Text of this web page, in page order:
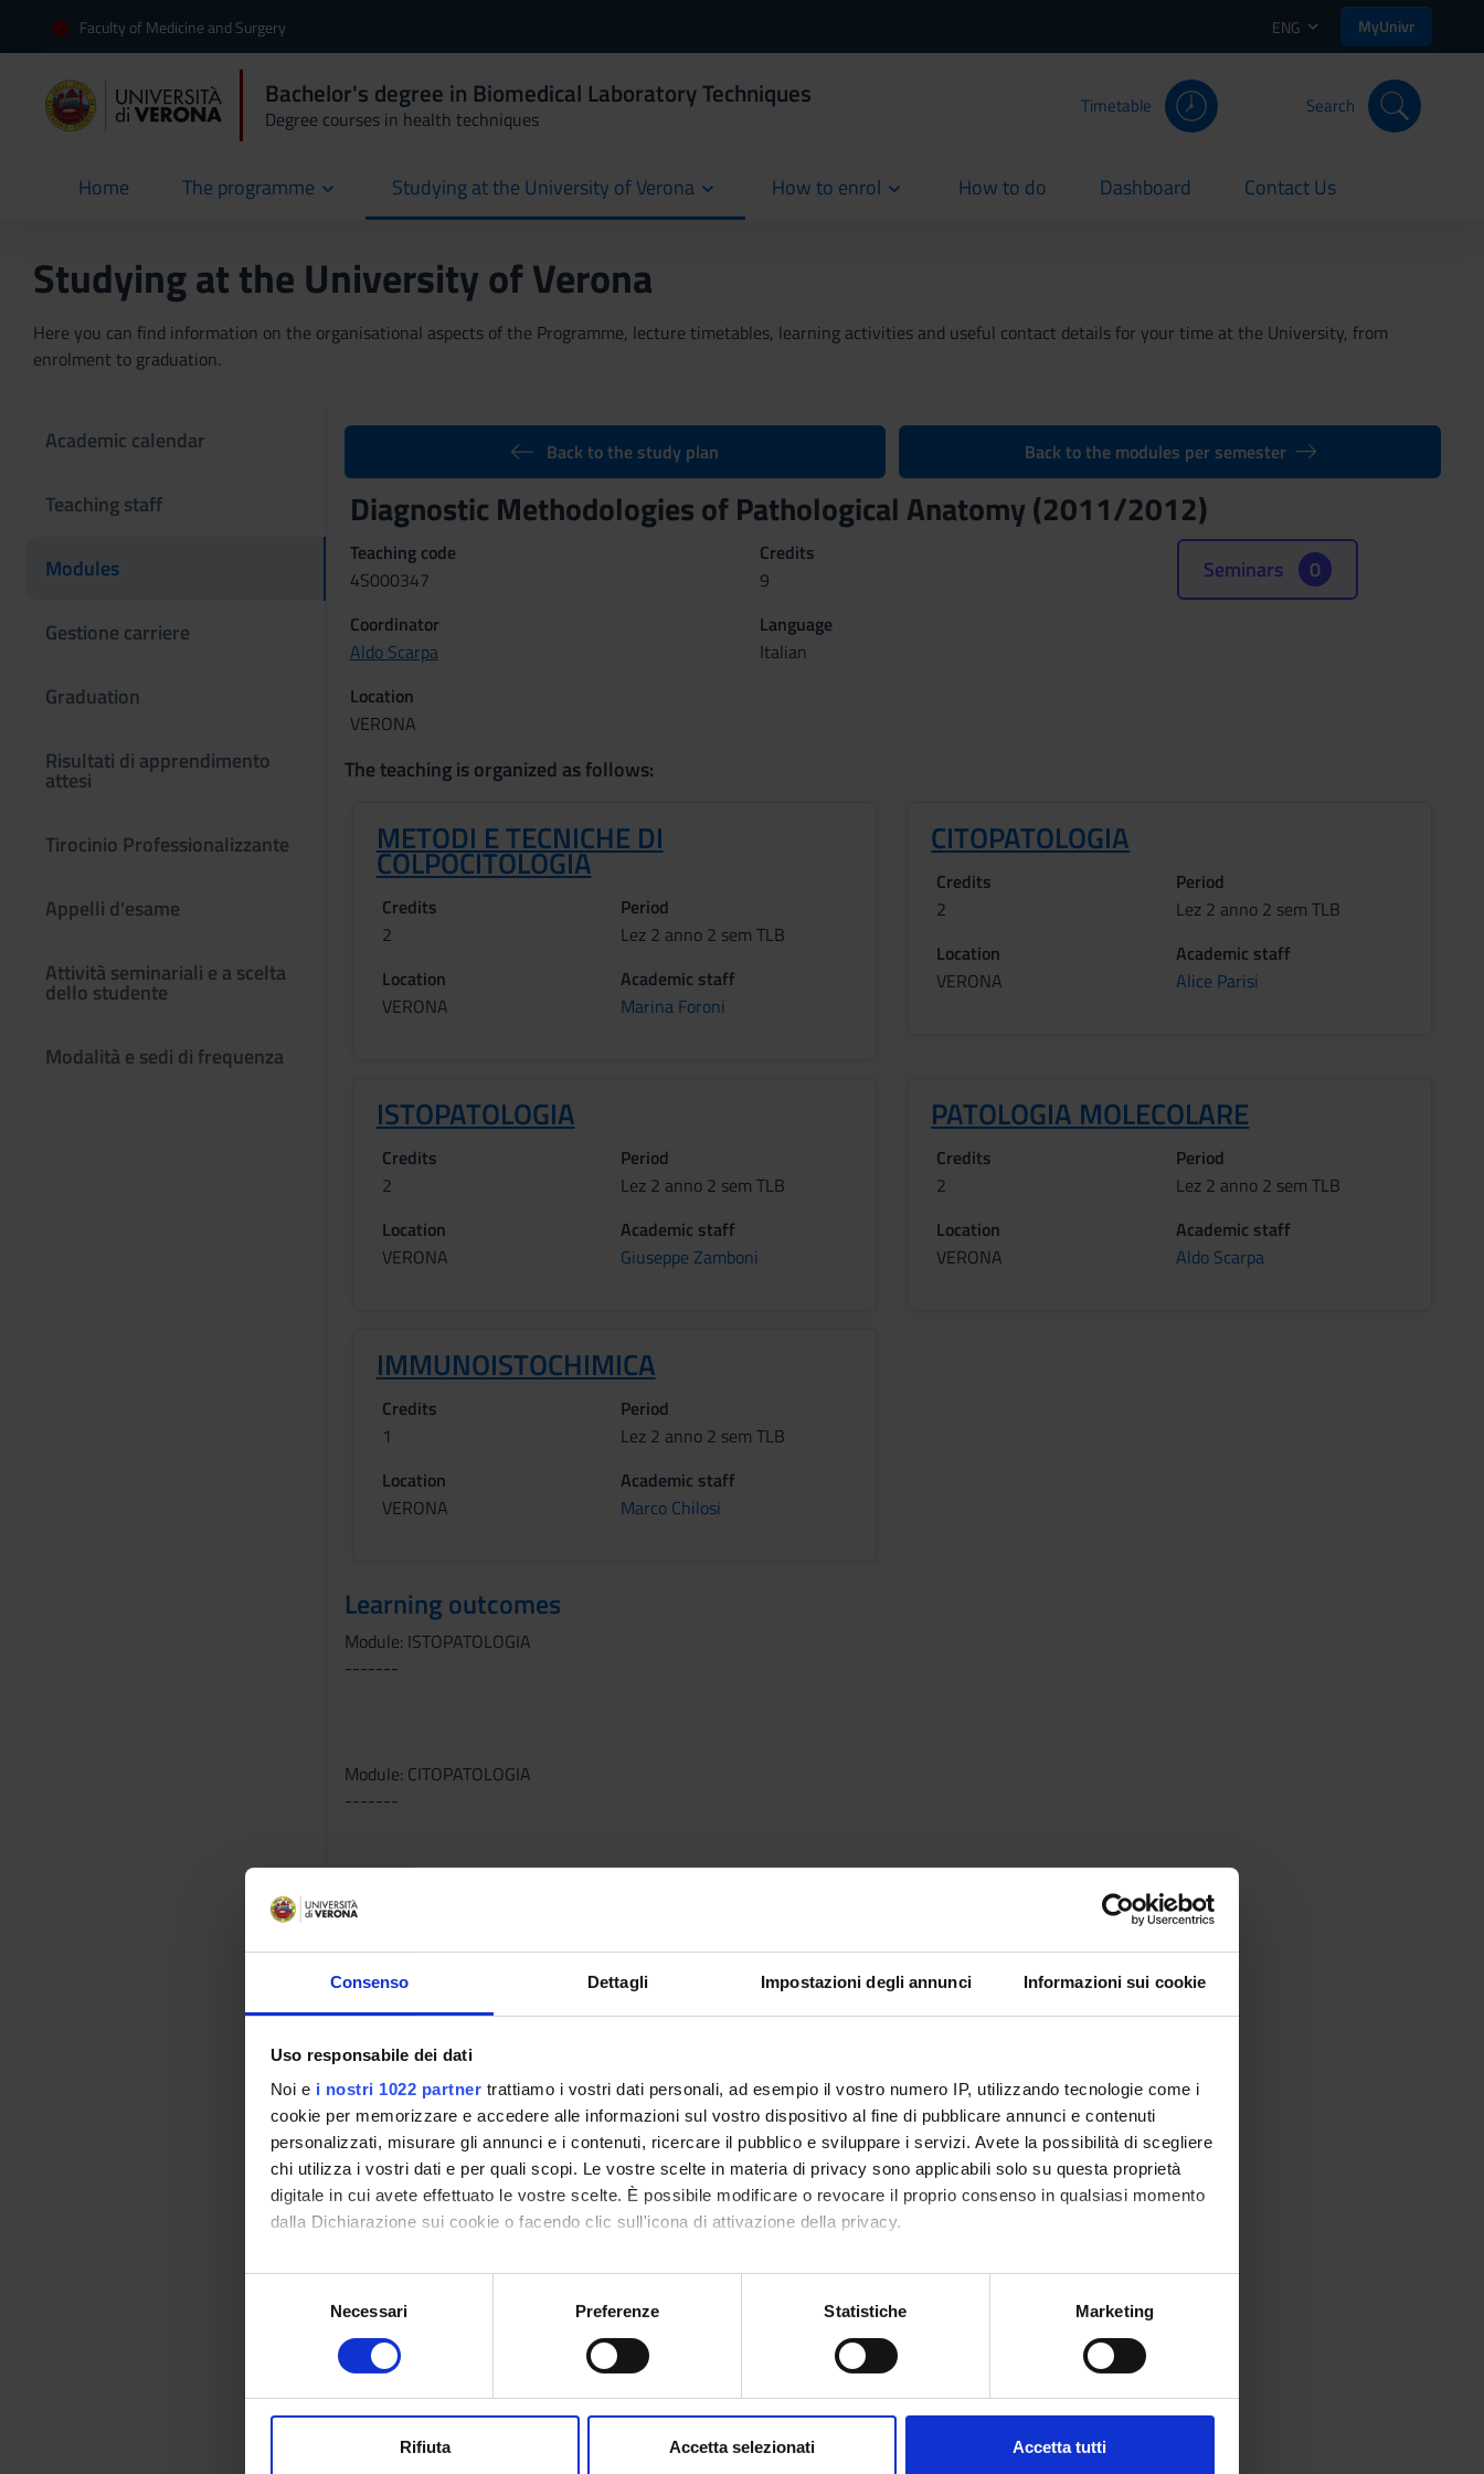
Consenso Dettagli Impostazioni degli annunci Informazioni sui cookie
Uso responsabile dei dati
Noi e i nostri 1022 partner trattiamo i vostri dati personali, ad esempio il vostro numero IP, utilizzando tecnologie come i
cookie per memorizzare e accedere alle informazioni sul vostro dispositivo al fine di pubblicare annunci e contenuti
personalizzati, misurare gli annunci e i contenuti, ricercare il pubblico e sviluppare i servizi. Avete la possibilità di scegliere
chi utilizza i vostri dati e per quali scopi. Le vostre scelte in materia di privacy sono applicabili solo su questa proprietà
digitale in cui avete effettuato le vostre scelte. È possibile modificare o revocare il proprio consenso in qualsiasi momento
dalla Dichiarazione sui cookie o facendo clic sull'icona di attivazione della privacy.
Con il tuo consenso, vorremmo anche:
raccogliere informazioni sulla tua posizione geografica, con un'approssimazione di qualche metro,
digitali).
modificare o ritirare il tuo consenso in qualsiasi momento dalla Dichiarazione sui cookie.
Necessari Preferenze Statistiche Marketing
Rifiuta Accetta selezionati Accetta tutti
Faculty of Medicine and Surgery ENG MyUnivr
Bachelor's degree in Biomedical Laboratory Techniques
Degree courses in health techniques
Timetable Search
Home
current The programme Studying at the University of Verona How to enrol How to do
current Dashboard
current Contact Us
current
Studying at the University of Verona
Here you can find information on the organisational aspects of the Programme, lecture timetables, learning activities and useful contact details for your time at the University, from
enrolment to graduation.
Academic calendar
Teaching staff
Modules
Gestione carriere
Graduation
Risultati di apprendimento
attesi
Tirocinio Professionalizzante
Appelli d'esame
Attività seminariali e a scelta
dello studente
Modalità e sedi di frequenza
Back to the study plan Back to the modules per semester
Diagnostic Methodologies of Pathological Anatomy (2011/2012)
Teaching code
4S000347
Credits
9
Coordinator
Aldo Scarpa
Language
Italian
Location
VERONA
Seminars 0
The teaching is organized as follows:
METODI E TECNICHE DI
COLPOCITOLOGIA
Credits
2
Period
Lez 2 anno 2 sem TLB
Location
VERONA
Academic staff
Marina Foroni
CITOPATOLOGIA
Credits
2
Period
Lez 2 anno 2 sem TLB
Location
VERONA
Academic staff
Alice Parisi
ISTOPATOLOGIA
Credits
2
Period
Lez 2 anno 2 sem TLB
Location
VERONA
Academic staff
Giuseppe Zamboni
PATOLOGIA MOLECOLARE
Credits
2
Period
Lez 2 anno 2 sem TLB
Location
VERONA
Academic staff
Aldo Scarpa
IMMUNOISTOCHIMICA
Credits
1
Period
Lez 2 anno 2 sem TLB
Location
VERONA
Academic staff
Marco Chilosi
Learning outcomes
Module: ISTOPATOLOGIA
-------
Module: CITOPATOLOGIA
-------
Module: IMMUNOISTOCHIMICA
-------
Module: METODI E TECNICHE DI COLPOCITOLOGIA
-------
Module: ISTOPATOLOGIA
-------
Module: CITOPATOLOGIA